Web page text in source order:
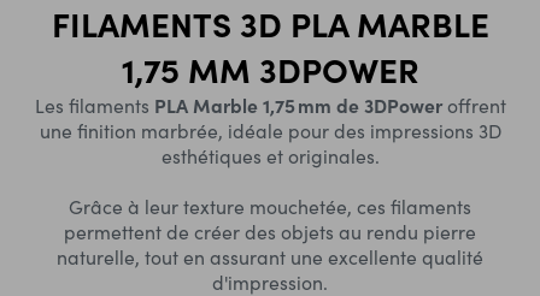
FILAMENTS 3D PLA MARBLE
1,75 MM 3DPOWER
Les filaments PLA Marble 1,75 mm de 3DPoweroffrent
une finition marbrée, idéale pour des impressions 3D
esthétiques et originales.
Grâce à leur texture mouchetée, ces filaments
permettent de créer des objets au rendu pierre
naturelle, tout en assurant une excellente qualité
d'impression.